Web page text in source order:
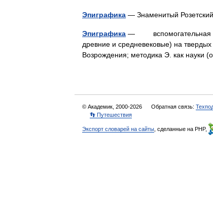
Эпиграфика — Знаменитый
Эпиграфика — вспомогательная
древние и средневековые) на
Возрождения; методика Э. как
© Академик, 2000-2026 Обратная связь:
👣 Путешествия
Экспорт словарей на сайты , сделанные на PHP,